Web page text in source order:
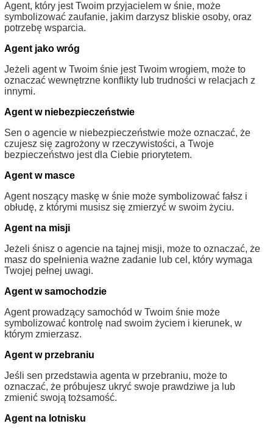
Agent, który jest Twoim przyjacielem w śnie, może
symbolizować zaufanie, jakim darzysz bliskie osoby, oraz
potrzebę wsparcia.
Agent jako wróg
Jeżeli agent w Twoim śnie jest Twoim wrogiem, może to
oznaczać wewnętrzne konflikty lub trudności w relacjach z
innymi.
Agent w niebezpieczeństwie
Sen o agencie w niebezpieczeństwie może oznaczać, że
czujesz się zagrożony w rzeczywistości, a Twoje
bezpieczeństwo jest dla Ciebie priorytetem.
Agent w masce
Agent noszący maskę w śnie może symbolizować fałsz i
obłudę, z którymi musisz się zmierzyć w swoim życiu.
Agent na misji
Jeżeli śnisz o agencie na tajnej misji, może to oznaczać, że
masz do spełnienia ważne zadanie lub cel, który wymaga
Twojej pełnej uwagi.
Agent w samochodzie
Agent prowadzący samochód w Twoim śnie może
symbolizować kontrolę nad swoim życiem i kierunek, w
którym zmierzasz.
Agent w przebraniu
Jeśli sen przedstawia agenta w przebraniu, może to
oznaczać, że próbujesz ukryć swoje prawdziwe ja lub
zmienić swoją tożsamość.
Agent na lotnisku